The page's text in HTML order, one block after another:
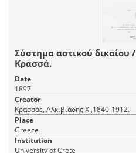
Σύστημα αστικού δικαίου / υπό Αλκιβιάδου Χ.
Κρασσά.
Date
1897
Creator
Κρασσάς, Αλκιβιάδης Χ.,1840-1912.
Place
Greece
Institution
University of Crete